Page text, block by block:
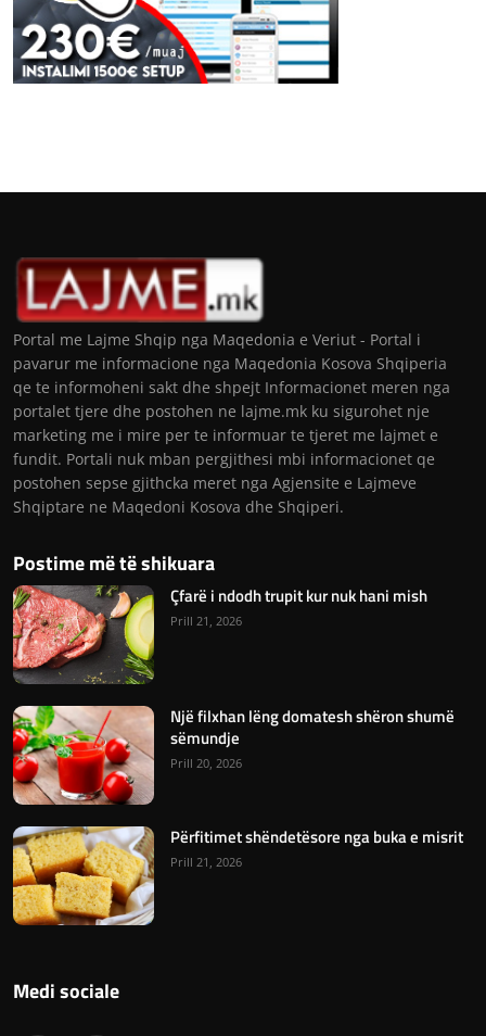
Portal me Lajme Shqip nga Maqedonia e Veriut - Portal i
pavarur me informacione nga Maqedonia Kosova Shqiperia
qe te informoheni sakt dhe shpejt Informacionet meren nga
portalet tjere dhe postohen ne lajme.mk ku sigurohet nje
marketing me i mire per te informuar te tjeret me lajmet e
fundit. Portali nuk mban pergjithesi mbi informacionet qe
postohen sepse gjithcka meret nga Agjensite e Lajmeve
Shqiptare ne Maqedoni Kosova dhe Shqiperi.
Postime më të shikuara
Çfarë i ndodh trupit kur nuk hani mish
Prill 21, 2026
Një filxhan lëng domatesh shëron shumë
sëmundje
Prill 20, 2026
Përfitimet shëndetësore nga buka e misrit
Prill 21, 2026
Medi sociale